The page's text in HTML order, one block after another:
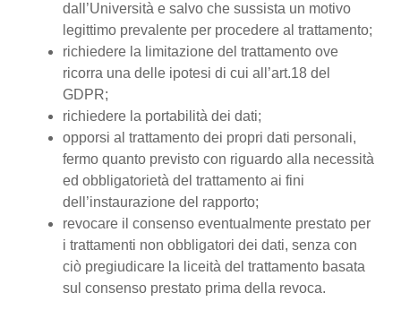
dall’Università e salvo che sussista un motivo
legittimo prevalente per procedere al trattamento;
richiedere la limitazione del trattamento ove
ricorra una delle ipotesi di cui all’art.18 del
GDPR;
richiedere la portabilità dei dati;
opporsi al trattamento dei propri dati personali,
fermo quanto previsto con riguardo alla necessità
ed obbligatorietà del trattamento ai fini
dell’instaurazione del rapporto;
revocare il consenso eventualmente prestato per
i trattamenti non obbligatori dei dati, senza con
ciò pregiudicare la liceità del trattamento basata
sul consenso prestato prima della revoca.